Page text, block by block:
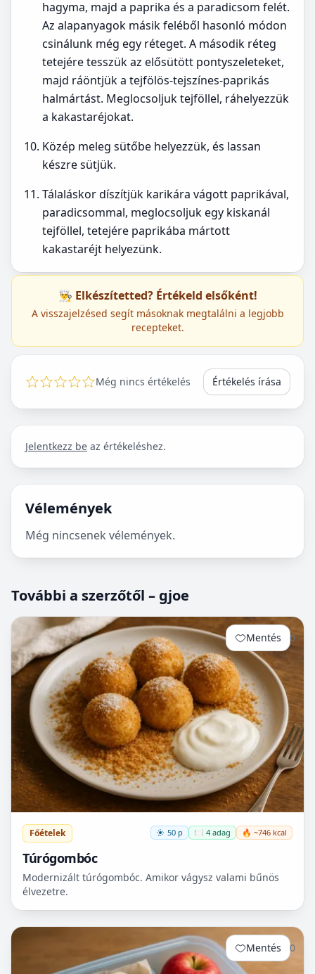
hagyma, majd a paprika és a paradicsom felét.
Az alapanyagok másik feléből hasonló módon
csinálunk még egy réteget. A második réteg
tetejére tesszük az elősütött pontyszeleteket,
majd ráöntjük a tejfölös-tejszínes-paprikás
halmártást. Meglocsoljuk tejföllel, ráhelyezzük
a kakastaréjokat.
Közép meleg sütőbe helyezzük, és lassan
készre sütjük.
Tálaláskor díszítjük karikára vágott paprikával,
paradicsommal, meglocsoljuk egy kiskanál
tejföllel, tetejére paprikába mártott
kakastaréjt helyezünk.
👨‍🍳 Elkészítetted? Értékeld elsőként!
A visszajelzésed segít másoknak megtalálni a legjobb
recepteket.
Még nincs értékelés Értékelés írása
Jelentkezz be az értékeléshez.
Vélemények
Még nincsenek vélemények.
További a szerzőtől – gjoe
Mentés 0
Főételek 50 p 🍽️ 4 adag 🔥 ~746 kcal
Túrógombóc
Modernizált túrógombóc. Amikor vágysz valami bűnös
élvezetre.
Mentés 0